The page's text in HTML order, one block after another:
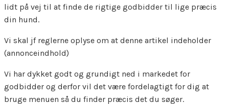
lidt på vej til at finde de rigtige godbidder til lige præcis
din hund.
Vi skal jf reglerne oplyse om at denne artikel indeholder
(annonceindhold)
Vi har dykket godt og grundigt ned i markedet for
godbidder og derfor vil det være fordelagtigt for dig at
bruge menuen så du finder præcis det du søger.